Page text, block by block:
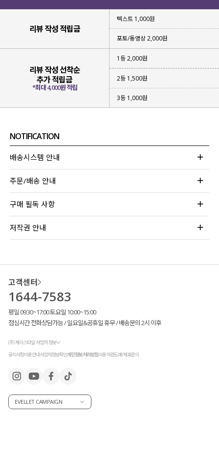
리뷰 작성 적립금
텍스트 1,000원
포토/동영상 2,000원
리뷰 작성 선착순
추가 적립금
*최대 4,000원 적립
1등 2,000원
2등 1,500원
3등 1,000원
NOTIFICATION
배송시스템 안내
주문/배송 안내
구매 필독 사항
저작권 안내
고객센터
1644-7583
평일 09:30~17:00 토요일 10:00~15:00
점심시간 전화상담가능 / 일요일&공휴일 휴무 / 배송문의 2시 이후
(주) 제이스타일 사업자 정보
공지사항이용안내사업자정보확인개인정보처리방침이용약관도매/제휴문의
EVELLET CAMPAIGN